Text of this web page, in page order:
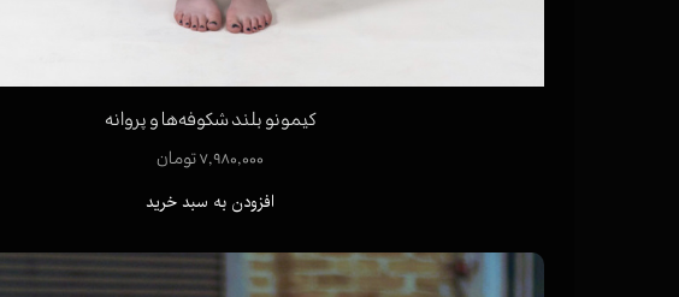
کیمونو بلند شکوفه‌ها و پروانه
۷,۹۸۰,۰۰۰ تومان
افزودن به سبد خرید